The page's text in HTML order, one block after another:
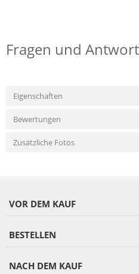
Fragen und
Eigenschaften
Bewertungen
Zusätzliche Fotos
VOR DEM KAUF
BESTELLEN
NACH DEM KAUF